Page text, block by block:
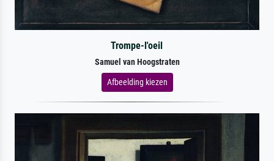
Trompe-l'oeil
Samuel van Hoogstraten
Afbeelding kiezen